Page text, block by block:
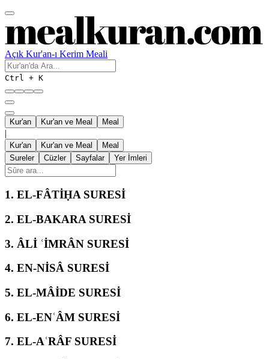
Açık Kur'an-ı Kerim Meali
Ctrl + K
Kur'an Kur'an ve Meal Meal
|
Kur'an Kur'an ve Meal
Meal
Sureler
Cüzler Sayfalar Yer İmleri
1. EL-FÂTİḤA SURESİ
2. EL-BAKARA SURESİ
3. ÂLİ ʿİMRÂN SURESİ
4. EN-NİSÂ SURESİ
5. EL-MÂİDE SURESİ
6. EL-ENʿÂM SURESİ
7. EL-AʿRÂF SURESİ